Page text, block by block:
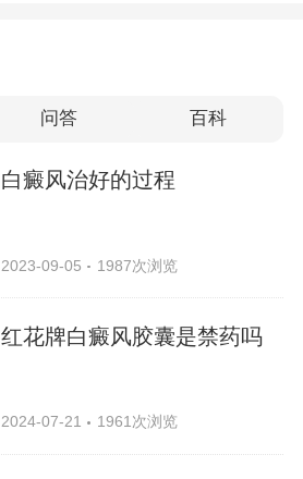
问答 百科
白癜风治好的过程
2023-09-05 1987次浏览
红花牌白癜风胶囊是禁药吗
2024-07-21 1961次浏览